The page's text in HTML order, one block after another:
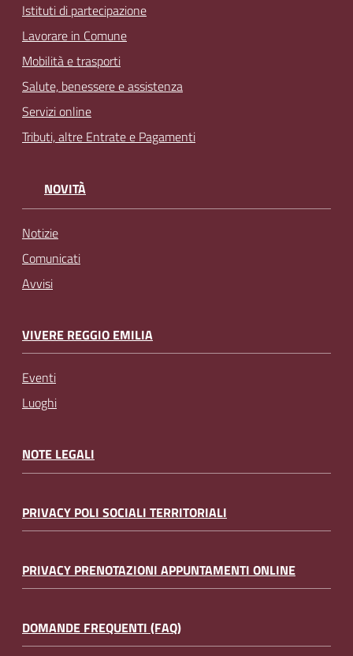
Istituti di partecipazione
Lavorare in Comune
Mobilità e trasporti
Salute, benessere e assistenza
Servizi online
Tributi, altre Entrate e Pagamenti
NOVITÀ
Notizie
Comunicati
Avvisi
VIVERE REGGIO EMILIA
Eventi
Luoghi
NOTE LEGALI
PRIVACY POLI SOCIALI TERRITORIALI
PRIVACY PRENOTAZIONI APPUNTAMENTI ONLINE
DOMANDE FREQUENTI (FAQ)